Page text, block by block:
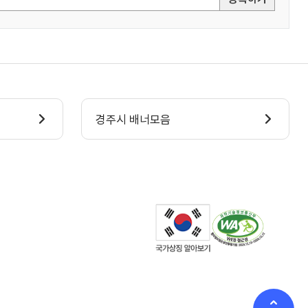
경주시 배너모음